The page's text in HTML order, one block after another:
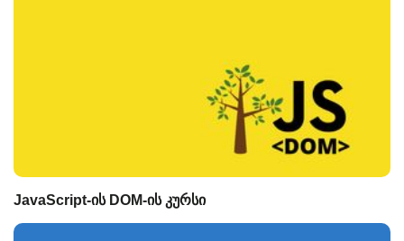
JavaScript-ის DOM-ის კურსი